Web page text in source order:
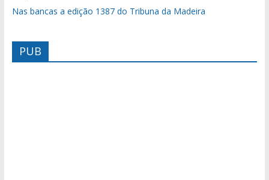
Nas bancas a edição 1387 do Tribuna da Madeira
PUB